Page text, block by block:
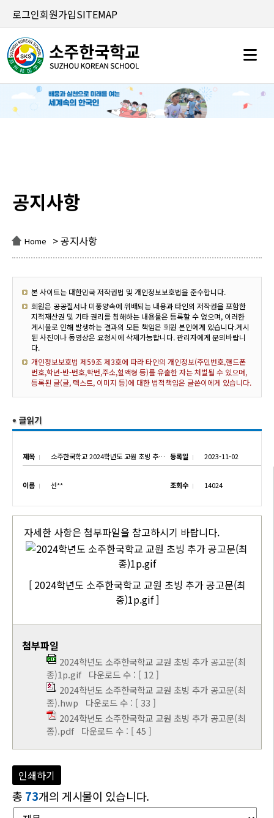
로그인회원가입SITEMAP
공지사항
Home > 공지사항
본 사이트는 대한민국 저작권법 및 개인정보보호법을 준수합니다.
회원은 공공질서나 미풍양속에 위배되는 내용과 타인의 저작권을 포함한
지적재산권 및 기타 권리를 침해하는 내용물은 등록할 수 없으며, 이러한
게시물로 인해 발생하는 결과의 모든 책임은 회원 본인에게 있습니다.게시
된 사진이나 동영상은 요청시에 삭제가능합니다. 관리자에게 문의바랍니
다.
개인정보보호법 제59조 제3호에 따라 타인의 개인정보(주민번호,핸드폰
번호,학년-반-번호,학번,주소,혈액형 등)를 유출한 자는 처벌될 수 있으며,
등록된 글(글, 텍스트, 이미지 등)에 대한 법적책임은 글쓴이에게 있습니다.
제목 소주한국학교 2024학년도 교원 초빙 추가 공고 등록일 2023-11-02
이름 선** 조회수 14024
자세한 사항은 첨부파일을 참고하시기 바랍니다.
[ 2024학년도 소주한국학교 교원 초빙 추가 공고문(최
종)1p.gif ]
첨부파일
2024학년도 소주한국학교 교원 초빙 추가 공고문(최
종)1p.gif다운로드 수 : [ 12 ]
2024학년도 소주한국학교 교원 초빙 추가 공고문(최
종).hwp 다운로드 수 : [ 33 ]
2024학년도 소주한국학교 교원 초빙 추가 공고문(최
종).pdf다운로드 수 : [ 45 ]
인쇄하기
총 73개의 게시물이 있습니다.